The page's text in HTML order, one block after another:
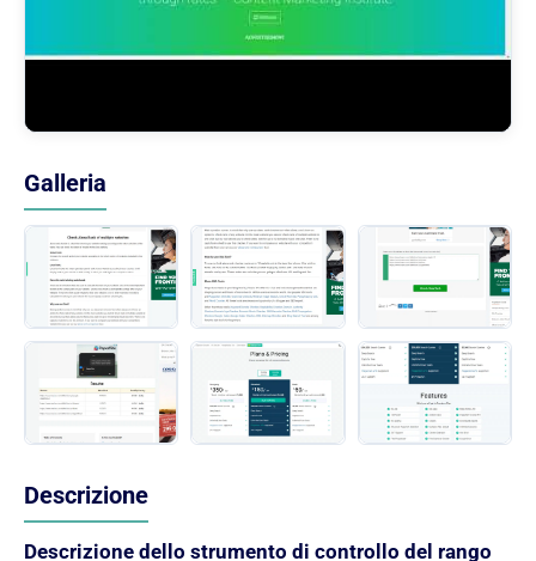
Galleria
Descrizione
Descrizione dello strumento di controllo del rango